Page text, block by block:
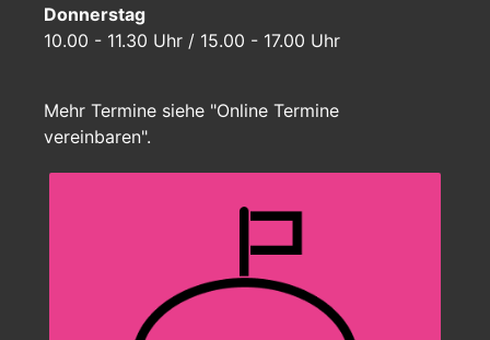
Donnerstag
10.00 - 11.30 Uhr / 15.00 - 17.00 Uhr
Mehr Termine siehe "Online Termine
vereinbaren".